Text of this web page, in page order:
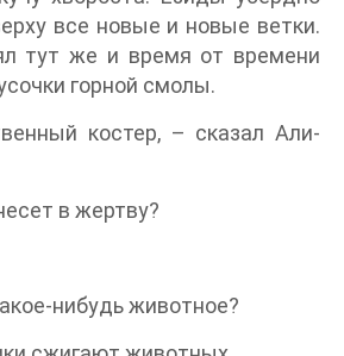
все новые и новые ветки.
тут же и время от времени
горной смолы.
костер, – сказал Али-
в жертву?
нибудь животное?